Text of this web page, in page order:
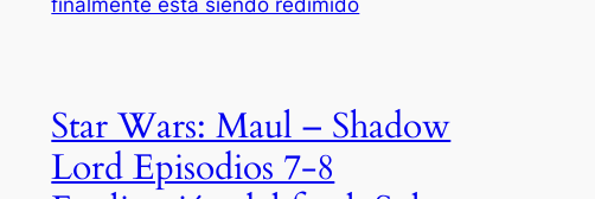
Star Wars: Maul – Shadow
Lord Episodios 7-8